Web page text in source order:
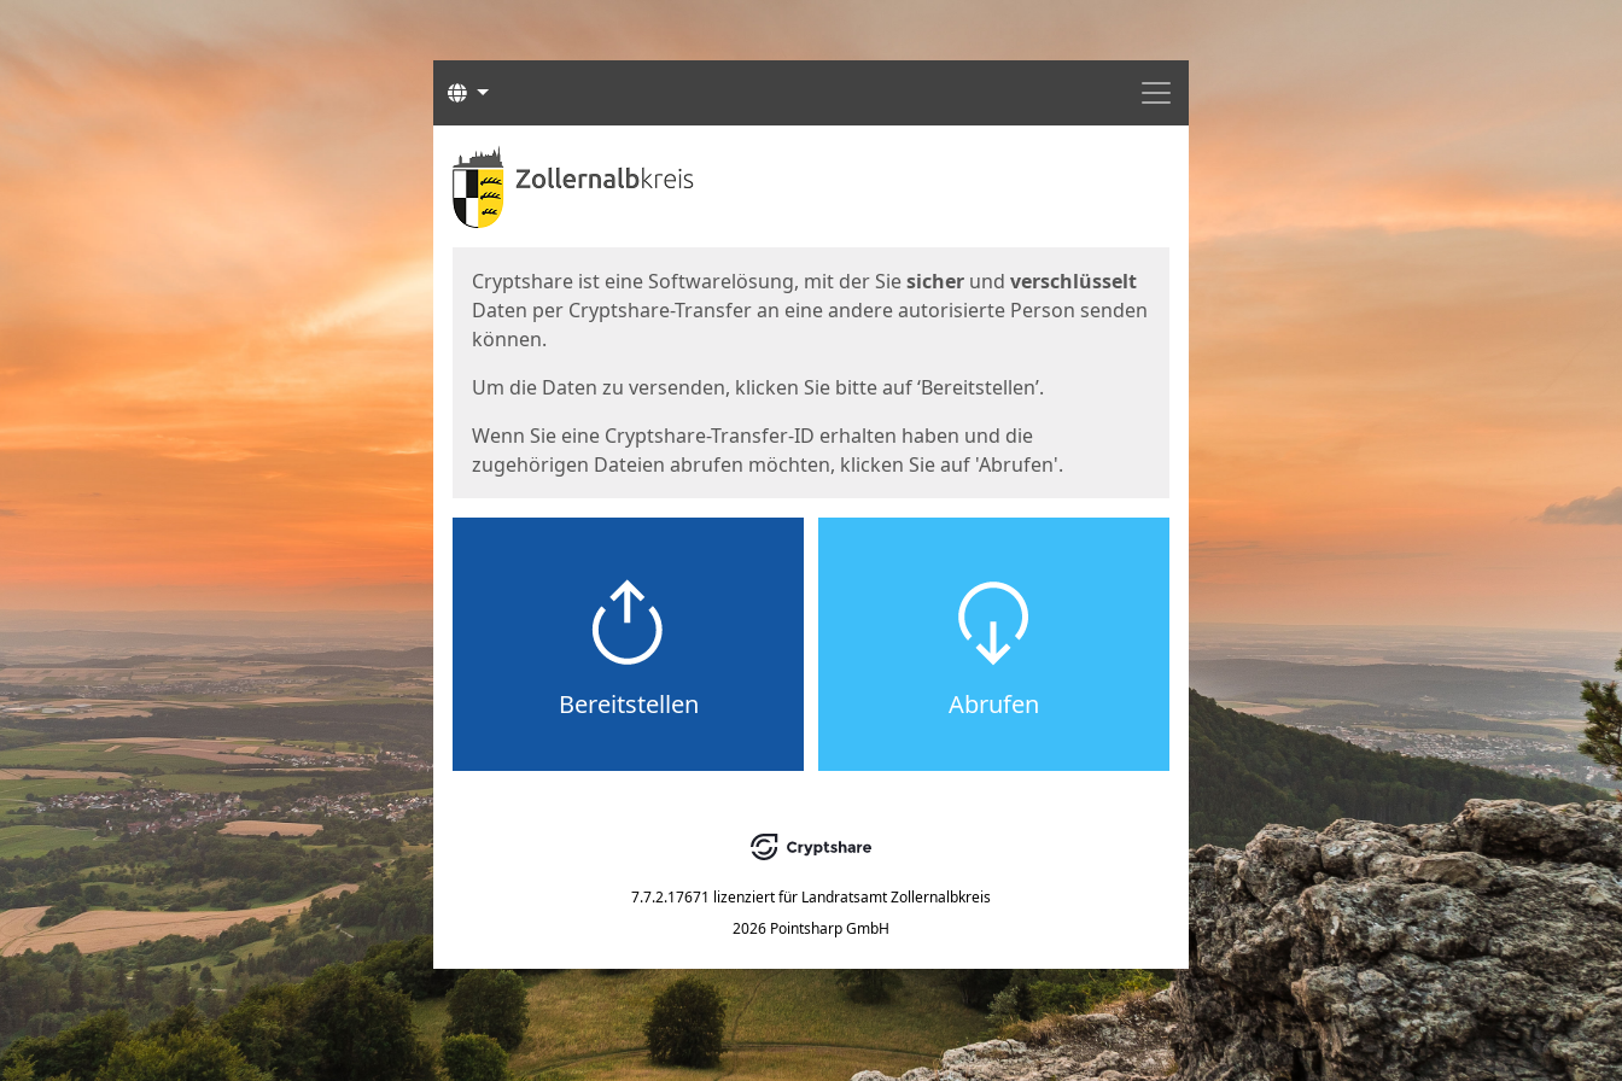
Menü
Sprachen
Start
Cryptshare ist eine Softwarelösung, mit der Siesicher und verschlüsselt
Daten per Cryptshare-Transfer an eine andere autorisierte Person senden
können.
Um die Daten zu versenden, klicken Sie bitte auf ‘Bereitstellen’.
Wenn Sie eine Cryptshare-Transfer-ID erhalten haben und die
zugehörigen Dateien abrufen möchten, klicken Sie auf 'Abrufen'.
Bereitstellen Abrufen
7.7.2.17671 lizenziert für Landratsamt Zollernalbkreis
2026 Pointsharp GmbH